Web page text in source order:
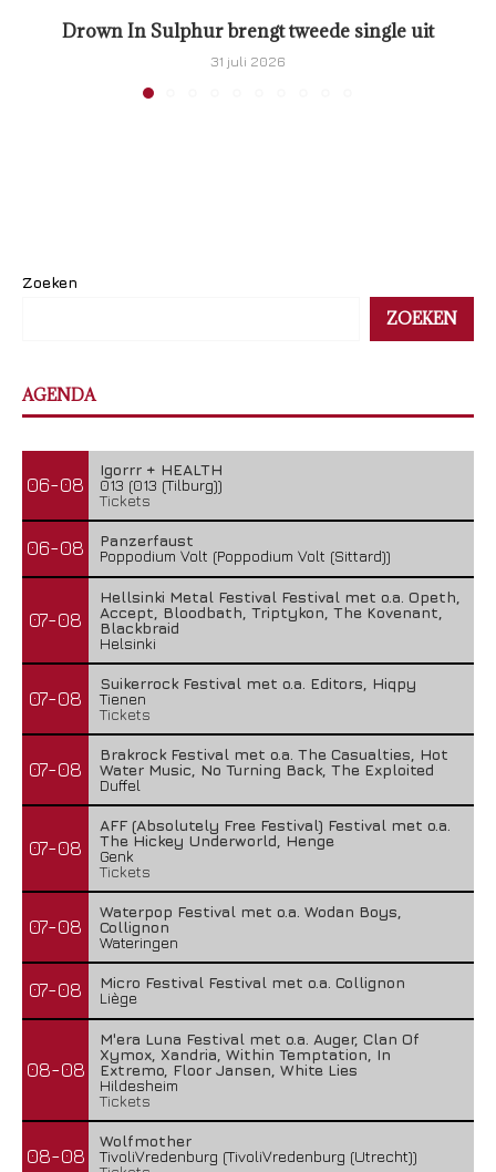
Drown In Sulphur brengt tweede single uit
31 juli 2026
Zoeken
ZOEKEN
AGENDA
06-08
Igorrr + HEALTH
013 (013 (Tilburg))
Tickets
06-08
Panzerfaust
Poppodium Volt (Poppodium Volt (Sittard))
07-08
Hellsinki Metal Festival Festival met o.a. Opeth,
Accept, Bloodbath, Triptykon, The Kovenant,
Blackbraid
Helsinki
07-08
Suikerrock Festival met o.a. Editors, Hiqpy
Tienen
Tickets
07-08
Brakrock Festival met o.a. The Casualties, Hot
Water Music, No Turning Back, The Exploited
Duffel
07-08
AFF (Absolutely Free Festival) Festival met o.a.
The Hickey Underworld, Henge
Genk
Tickets
07-08
Waterpop Festival met o.a. Wodan Boys,
Collignon
Wateringen
07-08
Micro Festival Festival met o.a. Collignon
Liège
08-08
M'era Luna Festival met o.a. Auger, Clan Of
Xymox, Xandria, Within Temptation, In
Extremo, Floor Jansen, White Lies
Hildesheim
Tickets
08-08
Wolfmother
TivoliVredenburg (TivoliVredenburg (Utrecht))